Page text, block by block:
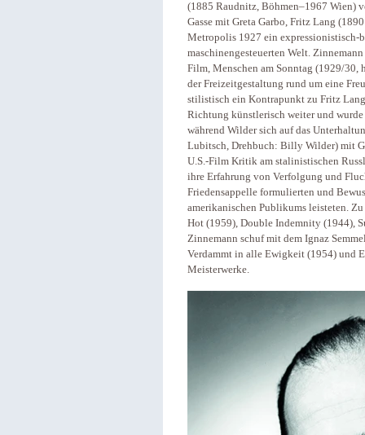
(1885 Raudnitz, Böhmen–1967 Wien)
Gasse mit Greta Garbo, Fritz Lang
Metropolis 1927 ein expressionistisch-
maschinengesteuerten Welt.
Film, Menschen am Sonntag (1929/30,
der Freizeitgestaltung rund um eine
stilistisch ein Kontrapunkt zu Fritz
Richtung künstlerisch weiter und
während Wilder sich auf das
Lubitsch, Drehbuch: Billy Wilder) mit
U.S.-Film Kritik am stalinistischen
ihre Erfahrung von Verfolgung und
Friedensappelle formulierten und
amerikanischen Publikums leisteten.
Hot (1959), Double Indemnity (1944),
Zinnemann schuf mit dem Ignaz
Verdammt in alle Ewigkeit (1954) und
Meisterwerke.